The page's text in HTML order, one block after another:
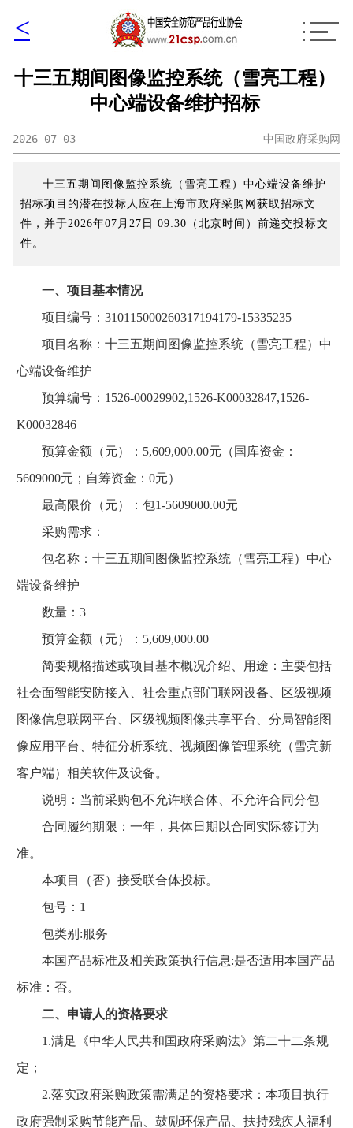
<
十三五期间图像监控系统（雪亮工程）
中心端设备维护招标
2026-07-03 中国政府采购网
十三五期间图像监控系统（雪亮工程）中心端设备维护
招标项目的潜在投标人应在上海市政府采购网获取招标文
件，并于2026年07月27日 09:30（北京时间）前递交投标文
件。
一、项目基本情况
项目编号：310115000260317194179-15335235
项目名称：十三五期间图像监控系统（雪亮工程）中
心端设备维护
预算编号：1526-00029902,1526-K00032847,1526-
K00032846
预算金额（元）：5,609,000.00元（国库资金：
5609000元；自筹资金：0元）
最高限价（元）：包1-5609000.00元
采购需求：
包名称：十三五期间图像监控系统（雪亮工程）中心
端设备维护
数量：3
预算金额（元）：5,609,000.00
简要规格描述或项目基本概况介绍、用途：主要包括
社会面智能安防接入、社会重点部门联网设备、区级视频
图像信息联网平台、区级视频图像共享平台、分局智能图
像应用平台、特征分析系统、视频图像管理系统（雪亮新
客户端）相关软件及设备。
说明：当前采购包不允许联合体、不允许合同分包
合同履约期限：一年，具体日期以合同实际签订为
准。
本项目（否）接受联合体投标。
包号：1
包类别:服务
本国产品标准及相关政策执行信息:是否适用本国产品
标准：否。
二、申请人的资格要求
1.满足《中华人民共和国政府采购法》第二十二条规
定；
2.落实政府采购政策需满足的资格要求：本项目执行
政府强制采购节能产品、鼓励环保产品、扶持残疾人福利